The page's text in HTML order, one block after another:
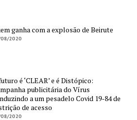
ganha com a explosão de Beirute
2020
é ‘CLEAR’ e é Distópico:
publicitária do Vírus
a um pesadelo Covid 19-84 de
de acesso
2020